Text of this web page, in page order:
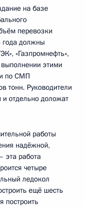
на базе
перевозки
года должны
«Газпромнефть»,
этими
по СМП
тонн. Руководители
и отдельно доложат
работы
надёжной,
эта работа
четыре
ледокол
ещё шесть
построить